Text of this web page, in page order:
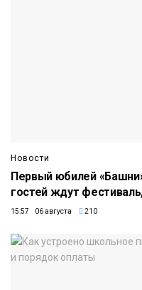
Новости
Первый юбилей
гостей ждут
15:57 06 августа 210